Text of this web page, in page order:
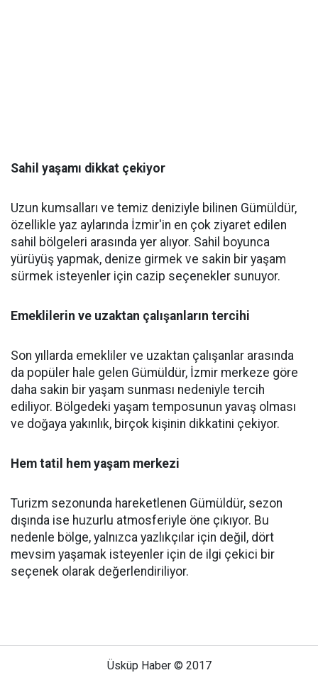
Sahil yaşamı dikkat çekiyor
Uzun kumsalları ve temiz deniziyle bilinen Gümüldür,
özellikle yaz aylarında İzmir'in en çok ziyaret edilen
sahil bölgeleri arasında yer alıyor. Sahil boyunca
yürüyüş yapmak, denize girmek ve sakin bir yaşam
sürmek isteyenler için cazip seçenekler sunuyor.
Emeklilerin ve uzaktan çalışanların tercihi
Son yıllarda emekliler ve uzaktan çalışanlar arasında
da popüler hale gelen Gümüldür, İzmir merkeze göre
daha sakin bir yaşam sunması nedeniyle tercih
ediliyor. Bölgedeki yaşam temposunun yavaş olması
ve doğaya yakınlık, birçok kişinin dikkatini çekiyor.
Hem tatil hem yaşam merkezi
Turizm sezonunda hareketlenen Gümüldür, sezon
dışında ise huzurlu atmosferiyle öne çıkıyor. Bu
nedenle bölge, yalnızca yazlıkçılar için değil, dört
mevsim yaşamak isteyenler için de ilgi çekici bir
seçenek olarak değerlendiriliyor.
Üsküp Haber © 2017